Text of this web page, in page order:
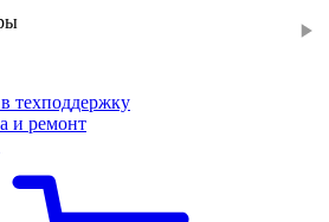
техподдержку
и ремонт